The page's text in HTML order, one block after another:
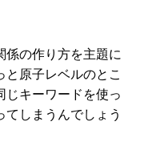
係の作り方を主題に
と原子レベルのとこ
じキーワードを使っ
しまうんでしょう